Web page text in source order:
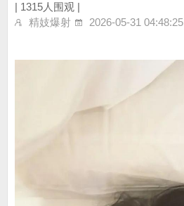
| 1315人围观 |
精妓爆射
2026-05-31 04:48:25